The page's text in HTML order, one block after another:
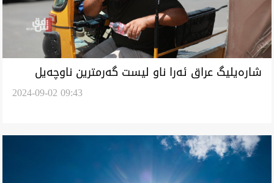
شارەیلیگ عراق ئەرا ناو لیست گەرمترین ناوچەیل
2024-09-02 09:43